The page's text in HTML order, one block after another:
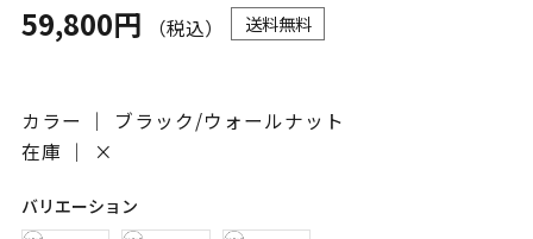
59,800円 （税込） 送料無料
カラー ｜ ブラック/ウォールナット
在庫 ｜
×
バリエーション